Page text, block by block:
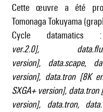
Cette œuvre a été
Tomonaga Tokuyama
Cycle
ver.2.0],
version], data.scape,
version], data.tron [8K
SXGA+ version], data.tron
version], data.tron,